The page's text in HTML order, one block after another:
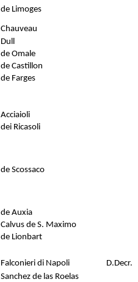
de Limoges
Chauveau
Dull
de Omale
de Castillon
de Farges
Acciaioli
dei Ricasoli
de Scossaco
de Auxia
Calvus de S. Maximo
de Lionbart
Falconieri di Napoli
D.Decr.
Sanchez de las Roelas